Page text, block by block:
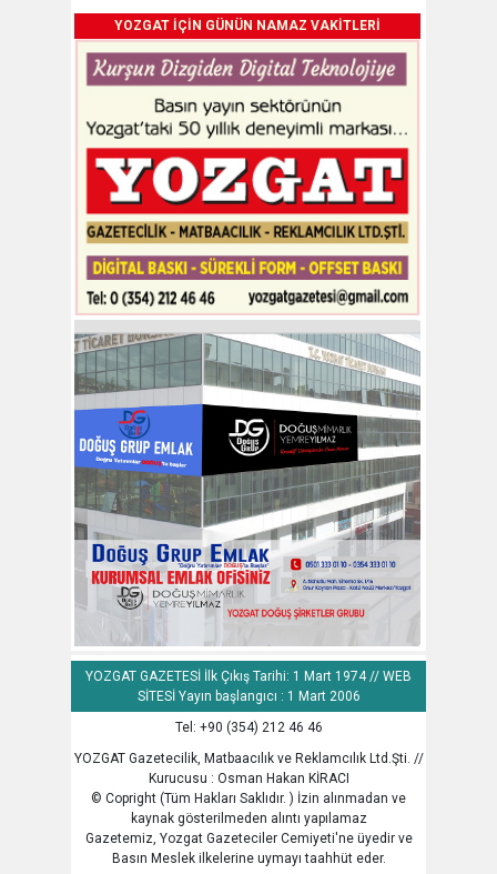
YOZGAT İÇİN GÜNÜN NAMAZ VAKİTLERİ
YOZGAT GAZETESİ İlk Çıkış Tarihi: 1 Mart 1974 // WEB
SİTESİ Yayın başlangıcı : 1 Mart 2006
Tel: +90 (354) 212 46 46
YOZGAT Gazetecilik, Matbaacılık ve Reklamcılık Ltd.Şti. //
Kurucusu : Osman Hakan KİRACI
© Copright (Tüm Hakları Saklıdır. ) İzin alınmadan ve
kaynak gösterilmeden alıntı yapılamaz
Gazetemiz, Yozgat Gazeteciler Cemiyeti'ne üyedir ve
Basın Meslek ilkelerine uymayı taahhüt eder.